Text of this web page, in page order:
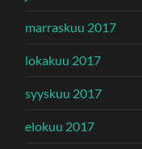
marraskuu 2017
lokakuu 2017
syyskuu 2017
elokuu 2017